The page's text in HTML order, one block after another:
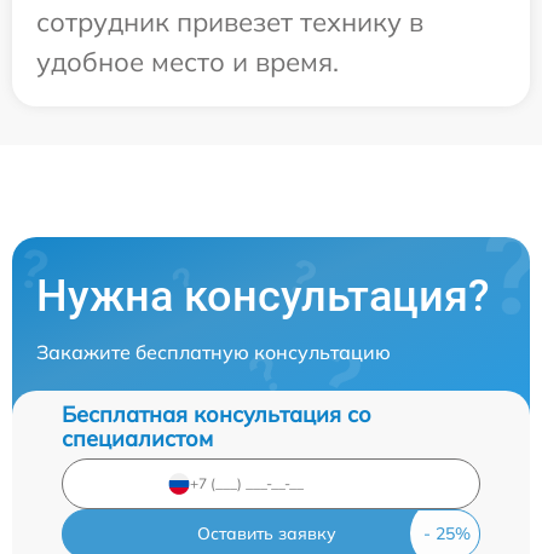
сотрудник привезет технику в
удобное место и время.
Нужна консультация?
Закажите бесплатную консультацию
Бесплатная консультация со
специалистом
Оставить заявку